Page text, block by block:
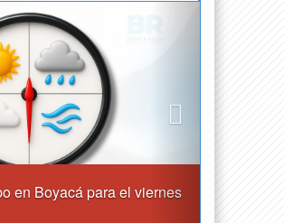
demasiado y no podemos